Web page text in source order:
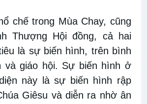
chế trong Mùa Chay, cũng
Thượng Hội đồng, cả hai
là sự biến hình, trên bình
và giáo hội. Sự biến hình ở
này là sự biến hình rập
Giêsu và diễn ra nhờ ân